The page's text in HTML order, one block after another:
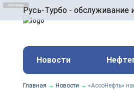
Русь-Турбо - обслуживание
ООО «Русь-Турбо»
оборудования ТЭС,
и других предприятиях.
Реклама. ООО «Русь-Турбо»,
erid: F7NfYUJCUneVdwPs4znf
Новости
Главная → Новости → «АссоНефть»